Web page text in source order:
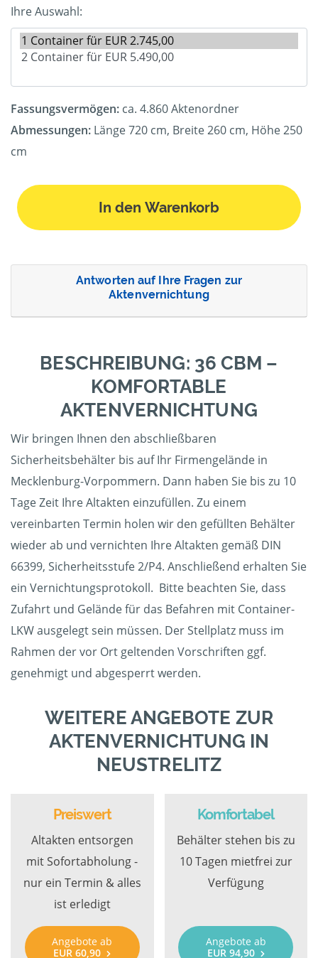
Ihre Auswahl:
Fassungsvermögen: ca. 4.860 Aktenordner
Abmessungen: Länge 720 cm, Breite 260 cm, Höhe 250
cm
In den Warenkorb
Antworten auf Ihre Fragen zur
Aktenvernichtung
BESCHREIBUNG: 36 CBM –
KOMFORTABLE
AKTENVERNICHTUNG
Wir bringen Ihnen den abschließbaren
Sicherheitsbehälter bis auf Ihr Firmengelände in
Mecklenburg-Vorpommern. Dann haben Sie bis zu 10
Tage Zeit Ihre Altakten einzufüllen. Zu einem
vereinbarten Termin holen wir den gefüllten Behälter
wieder ab und vernichten Ihre Altakten gemäß DIN
66399, Sicherheitsstufe 2/P4. Anschließend erhalten Sie
ein Vernichtungsprotokoll. Bitte beachten Sie, dass
Zufahrt und Gelände für das Befahren mit Container-
LKW ausgelegt sein müssen. Der Stellplatz muss im
Rahmen der vor Ort geltenden Vorschriften ggf.
genehmigt und abgesperrt werden.
WEITERE ANGEBOTE ZUR
AKTENVERNICHTUNG IN
NEUSTRELITZ
Preiswert
Altakten entsorgen
mit Sofortabholung -
nur ein Termin & alles
ist erledigt
Angebote ab
EUR 60,90
Komfortabel
Behälter stehen bis zu
10 Tagen mietfrei zur
Verfügung
Angebote ab
EUR 94,90